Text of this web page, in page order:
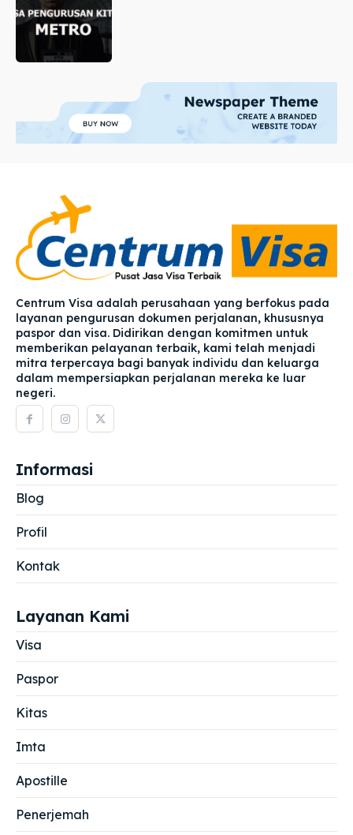
Centrum Visa adalah perusahaan yang berfokus pada
layanan pengurusan dokumen perjalanan, khususnya
paspor dan visa. Didirikan dengan komitmen untuk
memberikan pelayanan terbaik, kami telah menjadi
mitra terpercaya bagi banyak individu dan keluarga
dalam mempersiapkan perjalanan mereka ke luar
negeri.
Informasi
Blog
Profil
Kontak
Layanan Kami
Visa
Paspor
Kitas
Imta
Apostille
Penerjemah